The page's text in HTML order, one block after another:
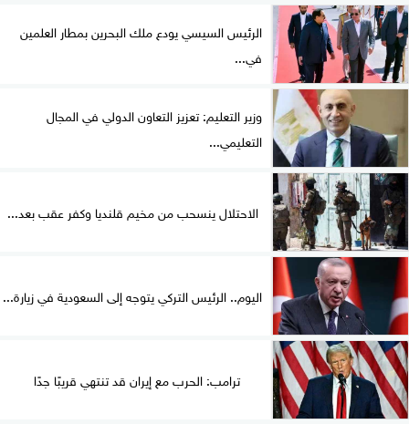
الرئيس السيسي يودع ملك البحرين بمطار العلمين
في...
وزير التعليم: تعزيز التعاون الدولي في المجال
التعليمي...
الاحتلال ينسحب من مخيم قلنديا وكفر عقب بعد...
اليوم.. الرئيس التركي يتوجه إلى السعودية في زيارة...
ترامب: الحرب مع إيران قد تنتهي قريبًا جدًا